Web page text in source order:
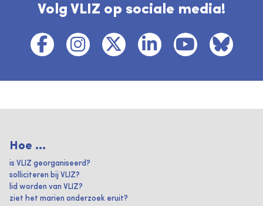
Volg VLIZ op sociale media!
Hoe ...
is VLIZ georganiseerd?
solliciteren bij VLIZ?
lid worden van VLIZ?
ziet het marien onderzoek eruit?